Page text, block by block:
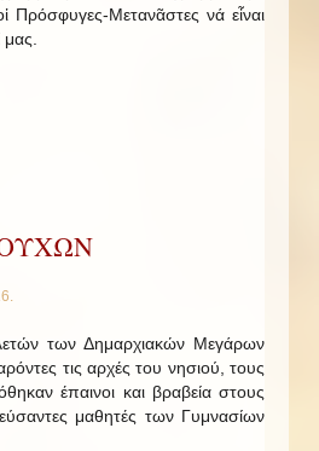
Πρόσφυγες-Μετανᾶστες νά εἶναι
.
των Δημαρχιακών Μεγάρων
τις αρχές του νησιού, τους
έπαινοι και βραβεία στους
μαθητές των Γυμνασίων